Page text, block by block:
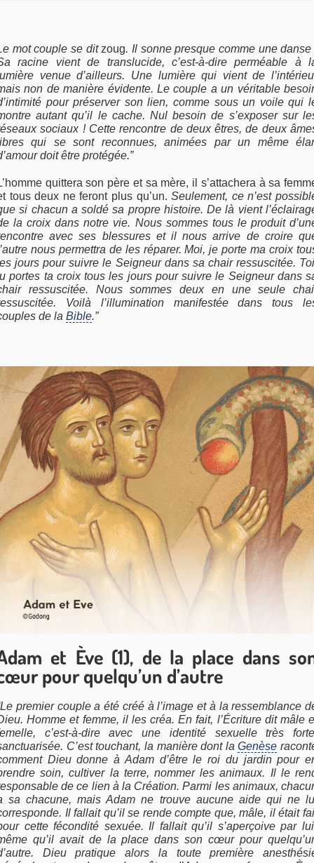
mot couple se dit zoug. Il sonne presque comme une danse
racine vient de translucide, c’est-à-dire perméable à
venue d’ailleurs. Une lumière qui vient de
non de manière évidente. Le couple a un véritable
pour préserver son lien, comme sous un voile qui
autant qu’il le cache. Nul besoin de s’exposer sur
sociaux ! Cette rencontre de deux êtres, de deux
qui se sont reconnues, animées par un même
doit être protégée.”
quittera son père et sa mère, il s’attachera à sa
tous deux ne feront plus qu’un.Seulement, ce n’est
si chacun a soldé sa propre histoire. De là vient
la croix dans notre vie. Nous sommes tous le produit
avec ses blessures et il nous arrive de croire
nous permettra de les réparer. Moi, je porte ma croix
jours pour suivre le Seigneur dans sa chair ressuscitée.
portes ta croix tous les jours pour suivre le Seigneur dans
ressuscitée. Nous sommes deux en une seule
Voilà l’illumination manifestée dans tous
de la Bible.”
et Ève (1), de la place dans
pour quelqu’un d’autre
premier couple a été créé à l’image et à la ressemblance
Homme et femme, il les créa. En fait, l’Écriture dit mâle
c’est-à-dire avec une identité sexuelle très
C’est touchant, la manière dont laGenèse
Dieu donne à Adam d’être le roi du jardin pour
soin, cultiver la terre, nommer les animaux. Il le
de ce lien à la Création. Parmi les animaux,
sa chacune, mais Adam ne trouve aucune aide qui ne
Il fallait qu’il se rende compte que, mâle, il était
cette fécondité sexuée. Il fallait qu’il s’aperçoive par
qu’il avait de la place dans son cœur pour
Dieu pratique alors la toute première